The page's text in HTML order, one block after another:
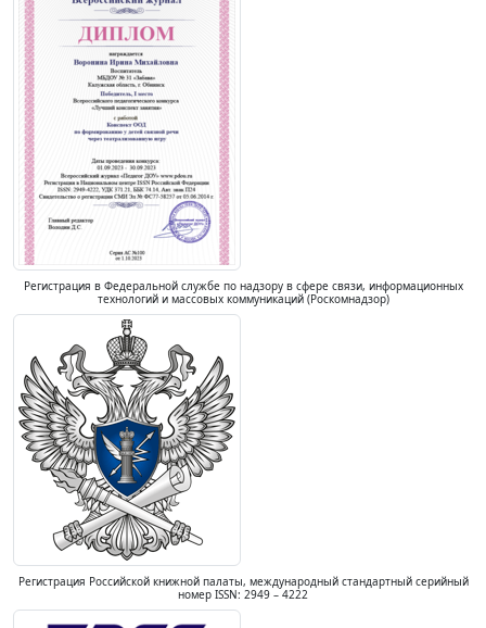
Регистрация в Федеральной службе по надзору в сфере связи, информационных
технологий и массовых коммуникаций (Роскомнадзор)
Регистрация Российской книжной палаты, международный стандартный серийный
номер ISSN: 2949 – 4222